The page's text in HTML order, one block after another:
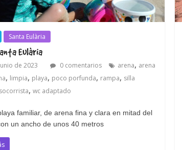
Santa Eulària
Eulària
de 2023 0 comentarios arena, arena
, limpia, playa, poco porfunda, rampa, silla
socorrista, wc adaptado
familiar, de arena fina y clara en mitad del
un ancho de unos 40 metros